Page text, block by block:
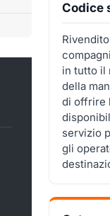
Codice
in tutto il
della
di offrire
servizio
gli